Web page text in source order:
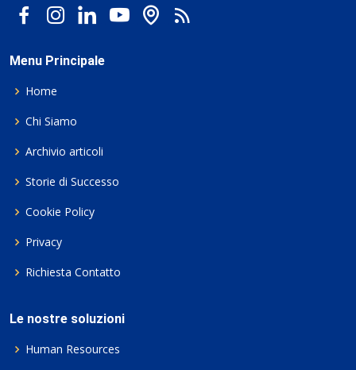
Menu Principale
Home
Chi Siamo
Archivio articoli
Storie di Successo
Cookie Policy
Privacy
Richiesta Contatto
Le nostre soluzioni
Human Resources